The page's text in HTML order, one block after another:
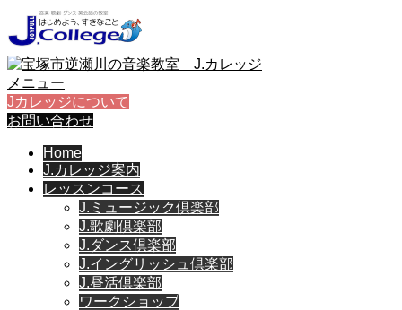
メニュー
Jカレッジについて
お問い合わせ
Home
J.カレッジ案内
レッスンコース
J.ミュージック倶楽部
J.歌劇倶楽部
J.ダンス倶楽部
J.イングリッシュ倶楽部
J.昼活倶楽部
ワークショップ